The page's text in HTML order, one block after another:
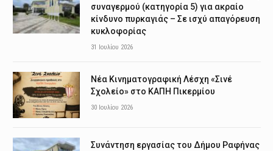
συναγερμού (κατηγορία 5) για ακραίο
κίνδυνο πυρκαγιάς – Σε ισχύ απαγόρευση
κυκλοφορίας
31 Ιουλίου 2026
Νέα Κινηματογραφική Λέσχη «Σινέ
Σχολείο» στο ΚΑΠΗ Πικερμίου
30 Ιουλίου 2026
Συνάντηση εργασίας του Δήμου Ραφήνας